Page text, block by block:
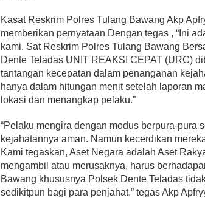
Kasat Reskrim Polres Tulang Bawang Akp
memberikan pernyataan Dengan tegas , “Ini
kami. Sat Reskrim Polres Tulang Bawang
Dente Teladas UNIT REAKSI CEPAT (URC)
tantangan kecepatan dalam penanganan
hanya dalam hitungan menit setelah laporan
lokasi dan menangkap pelaku.”
“Pelaku mengira dengan modus berpura-pura
kejahatannya aman. Namun kecerdikan
Kami tegaskan, Aset Negara adalah Aset
mengambil atau merusaknya, harus
Bawang khususnya Polsek Dente Teladas
sedikitpun bagi para penjahat,” tegas Akp